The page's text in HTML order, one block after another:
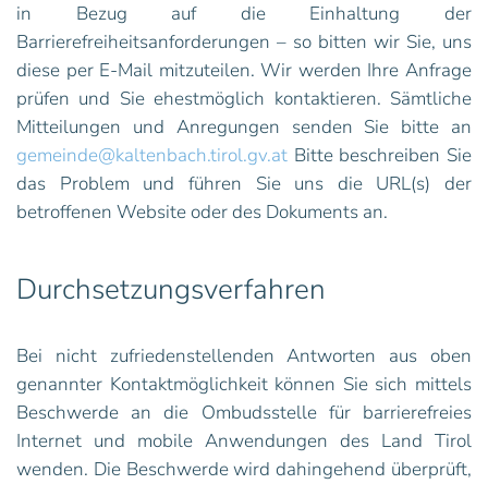
in Bezug auf die Einhaltung der
Barrierefreiheitsanforderungen – so bitten wir Sie, uns
diese per E-Mail mitzuteilen. Wir werden Ihre Anfrage
prüfen und Sie ehestmöglich kontaktieren. Sämtliche
Mitteilungen und Anregungen senden Sie bitte an
gemeinde@kaltenbach.tirol.gv.at Bitte beschreiben Sie
das Problem und führen Sie uns die URL(s) der
betroffenen Website oder des Dokuments an.
Durchsetzungsverfahren
Bei nicht zufriedenstellenden Antworten aus oben
genannter Kontaktmöglichkeit können Sie sich mittels
Beschwerde an die Ombudsstelle für barrierefreies
Internet und mobile Anwendungen des Land Tirol
wenden. Die Beschwerde wird dahingehend überprüft,